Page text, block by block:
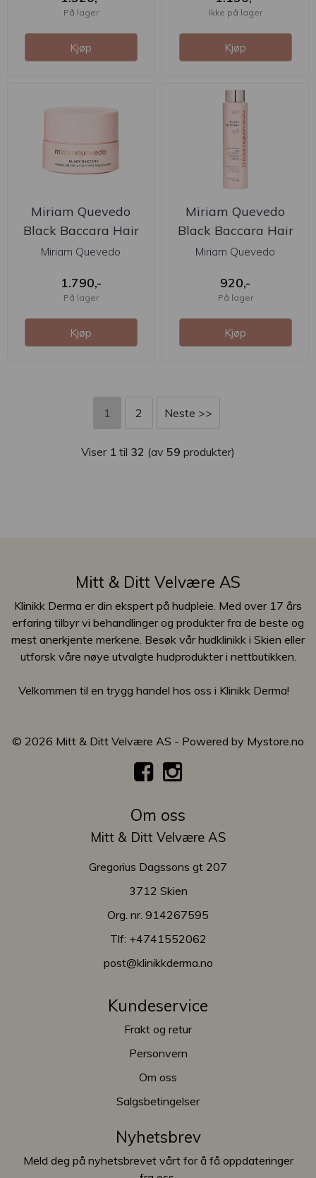
På lager
Kjøp
Ikke på lager
Kjøp
Miriam Quevedo
Black Baccara Hair
Multiplying And ...
Miriam Quevedo
1.790,-
På lager
Kjøp
Miriam Quevedo
Black Baccara Hair
Multiplying ...
Miriam Quevedo
920,-
På lager
Kjøp
1 2 Neste >>
Viser 1 til 32 (av 59 produkter)
Mitt & Ditt Velvære AS
Klinikk Derma er din ekspert på hudpleie. Med over 17 års
erfaring tilbyr vi behandlinger og produkter fra de beste og
mest anerkjente merkene. Besøk vår hudklinikk i Skien eller
utforsk våre nøye utvalgte hudprodukter i nettbutikken.
Velkommen til en trygg handel hos oss i Klinikk Derma!
© 2026 Mitt & Ditt Velvære AS - Powered by Mystore.no
Om oss
Mitt & Ditt Velvære AS
Gregorius Dagssons gt 207
3712 Skien
Org. nr. 914267595
Tlf: +4741552062
post@klinikkderma.no
Kundeservice
Frakt og retur
Personvern
Om oss
Salgsbetingelser
Nyhetsbrev
Meld deg på nyhetsbrevet vårt for å få oppdateringer